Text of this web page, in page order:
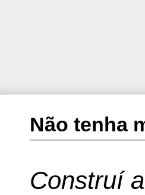
Não tenha
Construí